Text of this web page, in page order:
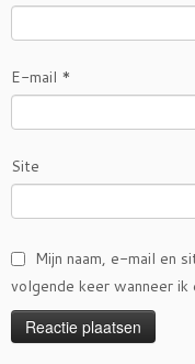
E-mail *
Site
Mijn naam, e-mail en
volgende keer wanneer ik